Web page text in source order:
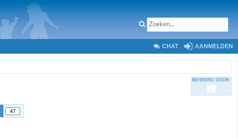
CHAT AANMELDEN
BEHEERD DOOR: